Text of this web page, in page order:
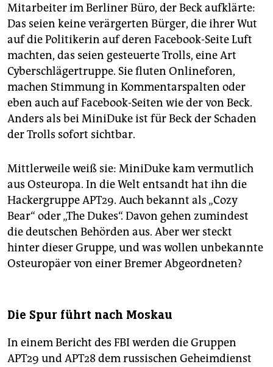
Mitarbeiter im Berliner Büro, der Beck aufklärte:
Das seien keine verärgerten Bürger, die ihrer Wut
auf die Politikerin auf deren Facebook-Seite Luft
machten, das seien gesteuerte Trolls, eine Art
Cyberschlägertruppe. Sie fluten Online­foren,
machen Stimmung in Kommentarspalten oder
eben auch auf Facebook-Seiten wie der von Beck.
Anders als bei Mini­Duke ist für Beck der Schaden
der Trolls sofort sichtbar.
Mittlerweile weiß sie: MiniDuke kam vermutlich
aus Osteuropa. In die Welt entsandt hat ihn die
Hackergruppe APT29. Auch bekannt als „Cozy
Bear“ oder „The Dukes“. Davon gehen zumindest
die deutschen Behörden aus. Aber wer steckt
hinter dieser Gruppe, und was wollen unbekannte
Osteuropäer von einer Bremer Abgeordneten?
Die Spur führt nach Moskau
In einem Bericht des FBI werden die Gruppen
APT29 und APT28 dem russischen Geheimdienst